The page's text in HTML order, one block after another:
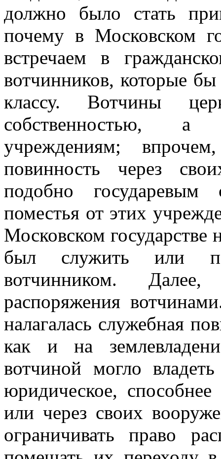
должно было стать
почему в Московском
встречаем в
вотчинников, которые
классу. Вотчины
собственностью, а
учреждениям;
повинность через
подобно
поместья от этих
Московском государстве
был служить или
вотчинником.
распоряжения
налагалась служебная
как и на
вотчиной могло
юридическое,
или через своих
ограничивать право